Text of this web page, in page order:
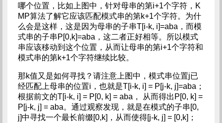
哪个位置，比如上图中，针对母串的第i+1个字符，K
MP算法了解它应该匹配模式串的第k+1个字符。为什
么会是这样，这是因为母串的子串T[i-k, i]=aba，而模
式串的子串P[0,k]=aba，这二者正好相等。所以模式
串应该移动到这个位置，从而让母串的第i+1个字符和
模式串的第k+1个字符继续比较。
那k值又是如何寻找？请注意上图中，模式串位置j已
经匹配上母串的位置i，也就是T[i-k, i] = P[j-k, j]=aba；
根据前文的T[i-k, i] = P[0, k] = aba， 从而得出P[0, k] =
P[j-k, j] = aba。通过观察发现，就是在模式的子串[0,
j]中寻找一个最长前缀[0,k]，从而使得[j-k, j] = [0,k]；